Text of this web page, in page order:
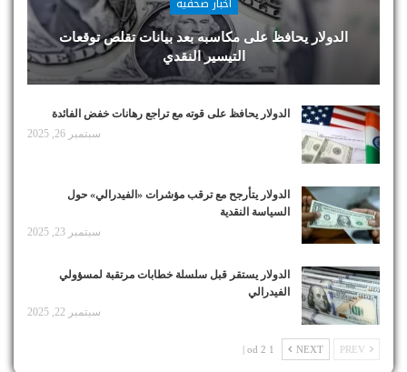
الدولار يحافظ على مكاسبه بعد بيانات تقلص توقعات
التيسير النقدي
الدولار يحافظ على قوته مع تراجع رهانات خفض الفائدة
سبتمبر 26, 2025
الدولار يتأرجح مع ترقب مؤشرات «الفيدرالي» حول
السياسة النقدية
سبتمبر 23, 2025
الدولار يستقر قبل سلسلة خطابات مرتقبة لمسؤولي
الفيدرالي
سبتمبر 22, 2025
NEXT
1 od 2 |